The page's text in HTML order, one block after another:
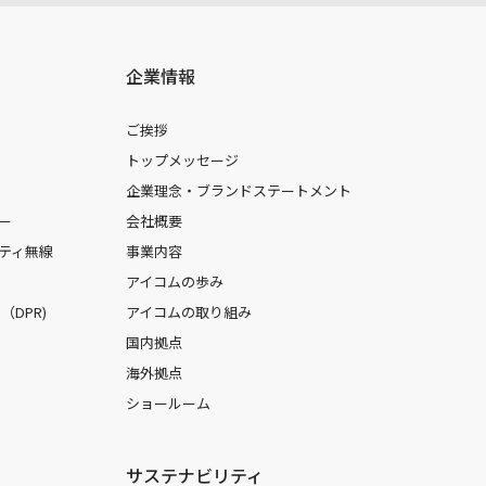
ィ無線
DPR)
企業情報
ご挨拶
トップメッセージ
企業理念・ブランドステートメント
会社概要
事業内容
アイコムの歩み
アイコムの取り組み
国内拠点
海外拠点
ショールーム
サステナビリティ